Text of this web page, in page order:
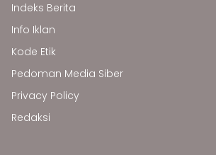
Indeks Berita
Info Iklan
Kode Etik
Pedoman Media Siber
Privacy Policy
Redaksi